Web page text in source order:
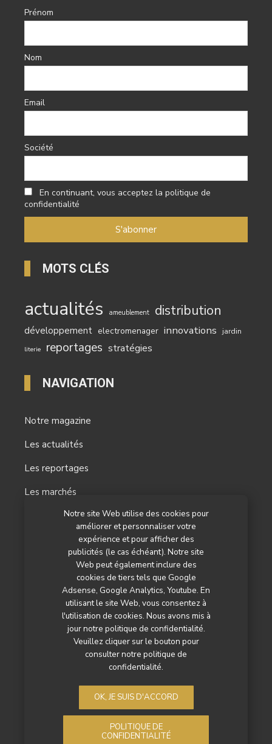
Notre site Web utilise des cookies pour
améliorer et personnaliser votre
expérience et pour afficher des
publicités (le cas échéant). Notre site
Web peut également inclure des
cookies de tiers tels que Google
Adsense, Google Analytics, Youtube. En
utilisant le site Web, vous consentez à
l'utilisation de cookies. Nous avons mis à
jour notre politique de confidentialité.
Veuillez cliquer sur le bouton pour
consulter notre politique de
confidentialité.
OK, JE SUIS D'ACCORD
POLITIQUE DE
CONFIDENTIALITÉ
Prénom
Nom
Email
Société
En continuant, vous acceptez la politique de
confidentialité
MOTS CLÉS
actualités ameublement distribution
développement electromenager innovations jardin
literie reportages stratégies
NAVIGATION
Notre magazine
Les actualités
Les reportages
Les marchés
Nos autres titres
Qui sommes-nous ?
Contactez-nous
Mentions légales
Politique de confidentialité